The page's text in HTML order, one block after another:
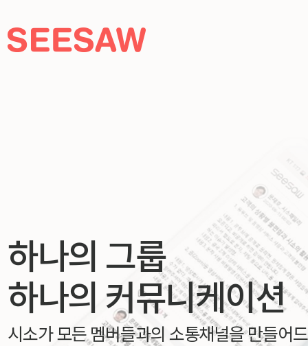
하나의 그룹
하나의 커뮤니케이션
시소가 모든 멤버들과의 소통채널을 만들어